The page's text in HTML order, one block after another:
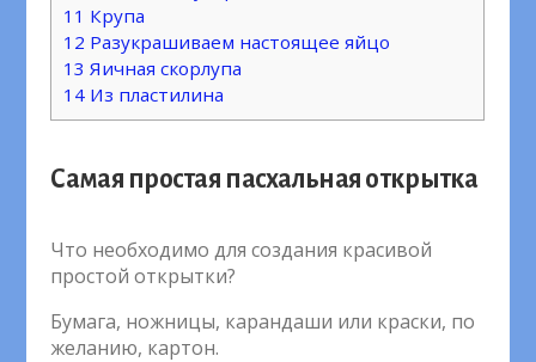
11 Крупа
12 Разукрашиваем настоящее яйцо
13 Яичная скорлупа
14 Из пластилина
Самая простая пасхальная открытка
Что необходимо для создания красивой
простой открытки?
Бумага, ножницы, карандаши или краски, по
желанию, картон.